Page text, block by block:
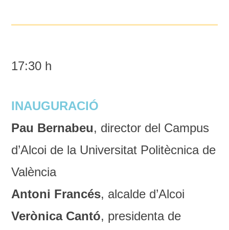
17:30 h
INAUGURACIÓ
Pau Bernabeu, director del Campus
d’Alcoi de la Universitat Politècnica de
València
Antoni Francés, alcalde d’Alcoi
Verònica Cantó, presidenta de